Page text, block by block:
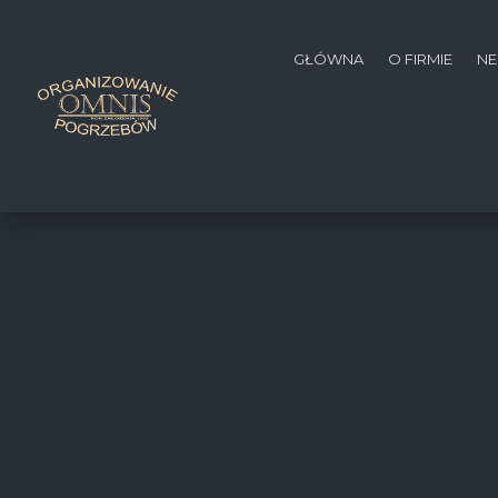
GŁÓWNA O FIRMIE